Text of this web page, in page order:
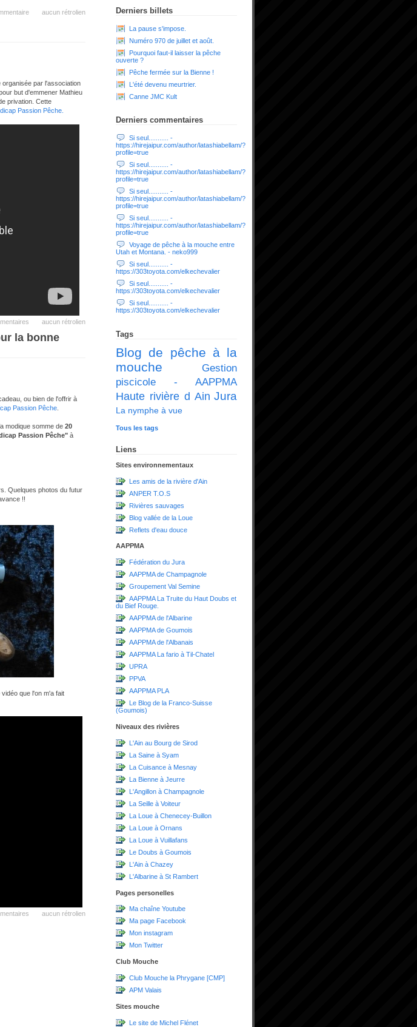
aucun rétrolien
par l'association
but d'emmener Mathieu
privation. Cette
Passion Pêche.
aucun rétrolien
la bonne
ou bien de l'offrir à
Passion Pêche
modique somme de 20
Passion Pêche" à
Quelques photos du futur
!!
que l'on m'a fait
aucun rétrolien
Derniers billets
La pause s'impose.
Numéro 970 de juillet et août.
Pourquoi faut-il laisser la pêche
ouverte ?
Pêche fermée sur la Bienne !
L'été devenu meurtrier.
Canne JMC Kult
Derniers commentaires
Si seul........... -
https://hirejaipur.com/author/latashiabellam/?
profile=true
Si seul........... -
https://hirejaipur.com/author/latashiabellam/?
profile=true
Si seul........... -
https://hirejaipur.com/author/latashiabellam/?
profile=true
Si seul........... -
https://hirejaipur.com/author/latashiabellam/?
profile=true
Voyage de pêche à la mouche entre
Utah et Montana. - neko999
Si seul........... -
https://303toyota.com/elkechevalier
Si seul........... -
https://303toyota.com/elkechevalier
Si seul........... -
https://303toyota.com/elkechevalier
Tags
Blog de pêche à la
mouche
Gestion
piscicole - AAPPMA
Haute rivière d Ain Jura
La nymphe à vue
Tous les tags
Liens
Sites environnementaux
Les amis de la rivière d'Ain
ANPER T.O.S
Rivières sauvages
Blog vallée de la Loue
Reflets d'eau douce
AAPPMA
Fédération du Jura
AAPPMA de Champagnole
Groupement Val Semine
AAPPMA La Truite du Haut Doubs et
du Bief Rouge.
AAPPMA de l'Albarine
AAPPMA de Goumois
AAPPMA de l'Albanais
AAPPMA La fario à Til-Chatel
UPRA
PPVA
AAPPMA PLA
Le Blog de la Franco-Suisse
(Goumois)
Niveaux des rivières
L'Ain au Bourg de Sirod
La Saine à Syam
La Cuisance à Mesnay
La Bienne à Jeurre
L'Angillon à Champagnole
La Seille à Voiteur
La Loue à Chenecey-Buillon
La Loue à Ornans
La Loue à Vuillafans
Le Doubs à Goumois
L'Ain à Chazey
L'Albarine à St Rambert
Pages personelles
Ma chaîne Youtube
Ma page Facebook
Mon instagram
Mon Twitter
Club Mouche
Club Mouche la Phrygane [CMP]
APM Valais
Sites mouche
Le site de Michel Flénet